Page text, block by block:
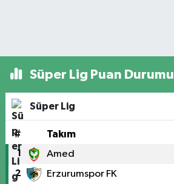
Süper Lig Puan Durumu
Süper Lig
# Takım
1 Amed
2 Erzurumspor FK